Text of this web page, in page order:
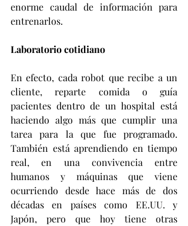
enorme caudal de información para
entrenarlos.
Laboratorio cotidiano
En efecto, cada robot que recibe a un
cliente, reparte comida o guía
pacientes dentro de un hospital está
haciendo algo más que cumplir una
tarea para la que fue programado.
También está aprendiendo en tiempo
real, en una convivencia entre
humanos y máquinas que viene
ocurriendo desde hace más de dos
décadas en países como EE.UU. y
Japón, pero que hoy tiene otras